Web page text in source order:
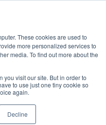
These cookies are used to
more personalized services to
media. To find out more about the
you visit our site. But in order to
to use just one tiny cookie so
again.
Decline